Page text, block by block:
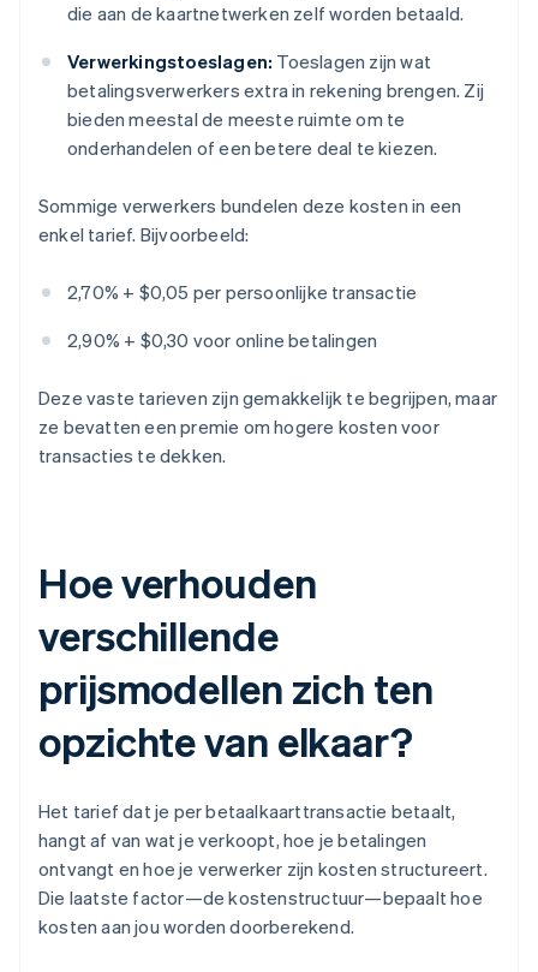
die aan de kaartnetwerken zelf worden betaald.
Verwerkingstoeslagen: Toeslagen zijn wat
betalingsverwerkers extra in rekening brengen. Zij
bieden meestal de meeste ruimte om te
onderhandelen of een betere deal te kiezen.
Sommige verwerkers bundelen deze kosten in een
enkel tarief. Bijvoorbeeld:
2,70% + $0,05 per persoonlijke transactie
2,90% + $0,30 voor online betalingen
Deze vaste tarieven zijn gemakkelijk te begrijpen, maar
ze bevatten een premie om hogere kosten voor
transacties te dekken.
Hoe verhouden
verschillende
prijsmodellen zich ten
opzichte van elkaar?
Het tarief dat je per betaalkaarttransactie betaalt,
hangt af van wat je verkoopt, hoe je betalingen
ontvangt en hoe je verwerker zijn kosten structureert.
Die laatste factor—de kostenstructuur—bepaalt hoe
kosten aan jou worden doorberekend.